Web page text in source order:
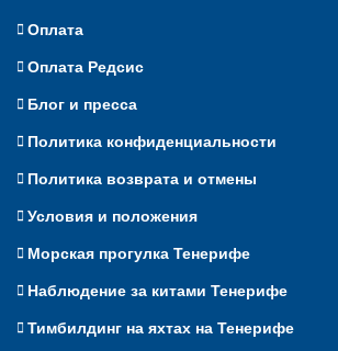
Оплата
Оплата Редсис
Блог и пресса
Политика конфиденциальности
Политика возврата и отмены
Условия и положения
Морская прогулка Тенерифе
Наблюдение за китами Тенерифе
Тимбилдинг на яхтах на Тенерифе